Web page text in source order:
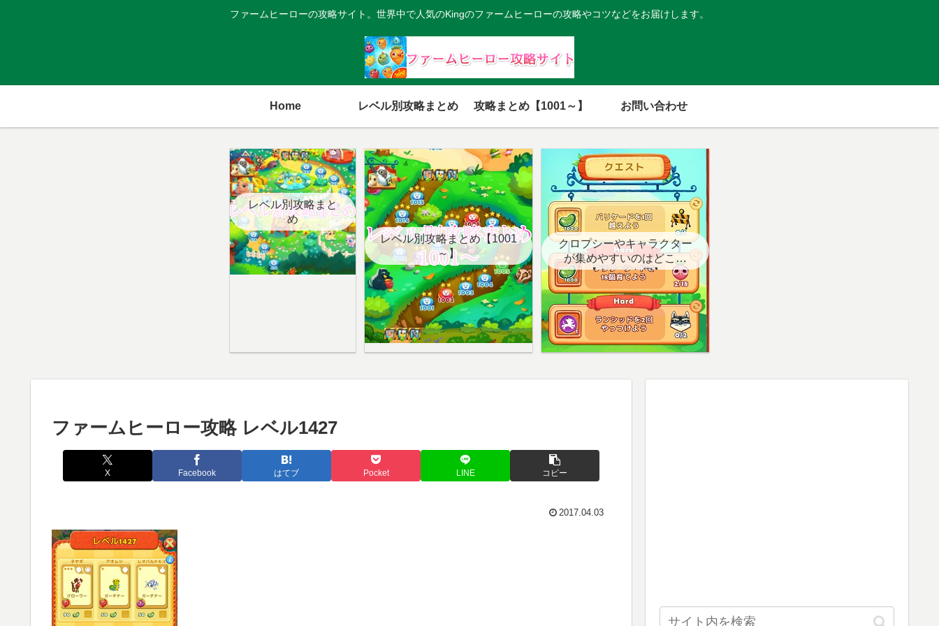
ファームヒーローの攻略サイト。世界中で人気のKingのファームヒーローの攻略やコツなどをお届けします。
Home レベル別攻略まとめ 攻略まとめ【1001～】 お問い合わせ
レベル別攻略まと
め
レベル別攻略まとめ【1001
～】
クロプシーやキャラクター
が集めやすいのはどこ？
【クエスト用】
ファームヒーロー攻略 レベル1427
X Facebook はてブ Pocket LINE コピー
2017.04.03